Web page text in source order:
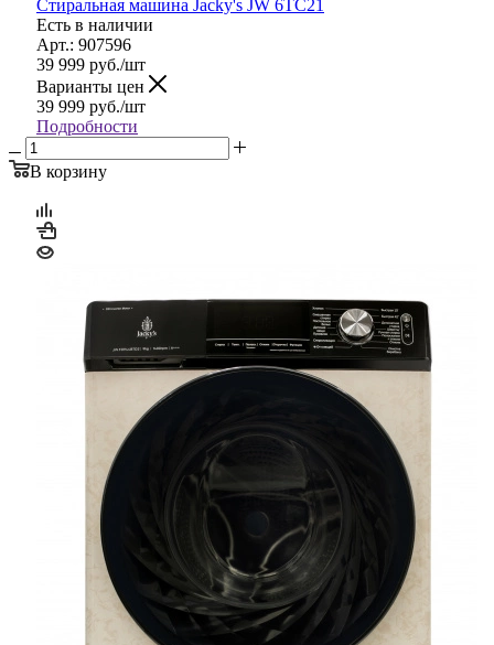
Стиральная машина Jacky's JW 6TC21
Есть в наличии
Арт.: 907596
39 999 руб./шт
Варианты цен
39 999 руб./шт
Подробности
В корзину